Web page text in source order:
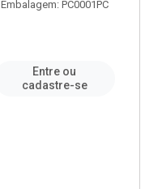
Embalagem: PC0001PC
Entre ou
cadastre-se